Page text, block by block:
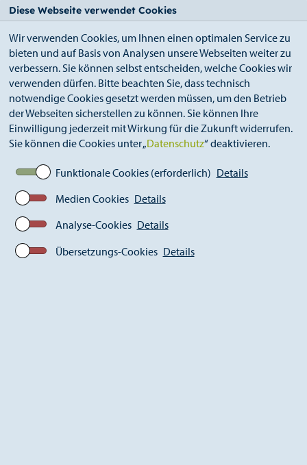
Diese Webseite verwendet Cookies
Wir verwenden Cookies, um Ihnen einen optimalen Service zu
bieten und auf Basis von Analysen unsere Webseiten weiter zu
verbessern. Sie können selbst entscheiden, welche Cookies wir
verwenden dürfen. Bitte beachten Sie, dass technisch
notwendige Cookies gesetzt werden müssen, um den Betrieb
der Webseiten sicherstellen zu können. Sie können Ihre
Einwilligung jederzeit mit Wirkung für die Zukunft widerrufen.
Sie können die Cookies unter „Datenschutz“ deaktivieren.
Funktionale Cookies (erforderlich) Details
Medien Cookies Details
Analyse-Cookies Details
Übersetzungs-Cookies Details
Zum
Seiteninhalt.
Zur
Suche.
Zur
Hauptnavigation.
Zum
Footer.
StädteRegion
BreadcrumbPolitik